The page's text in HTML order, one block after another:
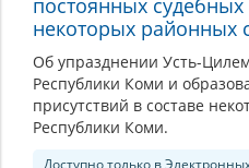
постоянных судебных
некоторых районных
Об упразднении Усть-
Республики Коми и
присутствий в составе
Республики Коми.